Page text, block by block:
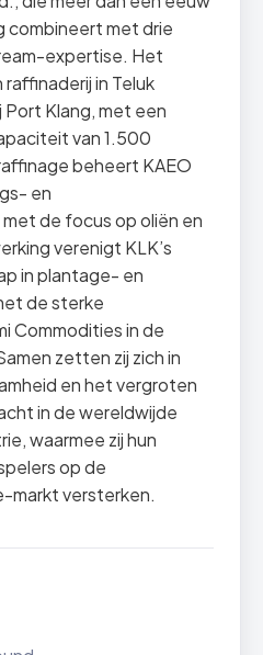
combineert met drie
expertise. Het
in Teluk
Port Klang, met een
van 1.500
beheert KAEO
en
de focus op oliën en
verenigt KLK’s
in plantage- en
de sterke
Commodities in de
zetten zij zich in
en het vergroten
in de wereldwijde
waarmee zij hun
op de
markt versterken.